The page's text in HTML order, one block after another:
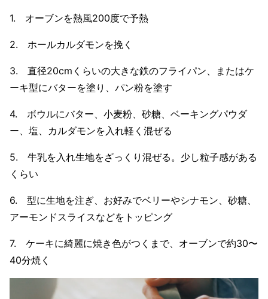
1. オーブンを熱風200度で予熱
2. ホールカルダモンを挽く
3. 直径20cmくらいの大きな鉄のフライパン、またはケ
ーキ型にバターを塗り、パン粉を塗す
4. ボウルにバター、小麦粉、砂糖、ベーキングパウダ
ー、塩、カルダモンを入れ軽く混ぜる
5. 牛乳を入れ生地をざっくり混ぜる。少し粒子感がある
くらい
6. 型に生地を注ぎ、お好みでベリーやシナモン、砂糖、
アーモンドスライスなどをトッピング
7. ケーキに綺麗に焼き色がつくまで、オーブンで約30〜
40分焼く